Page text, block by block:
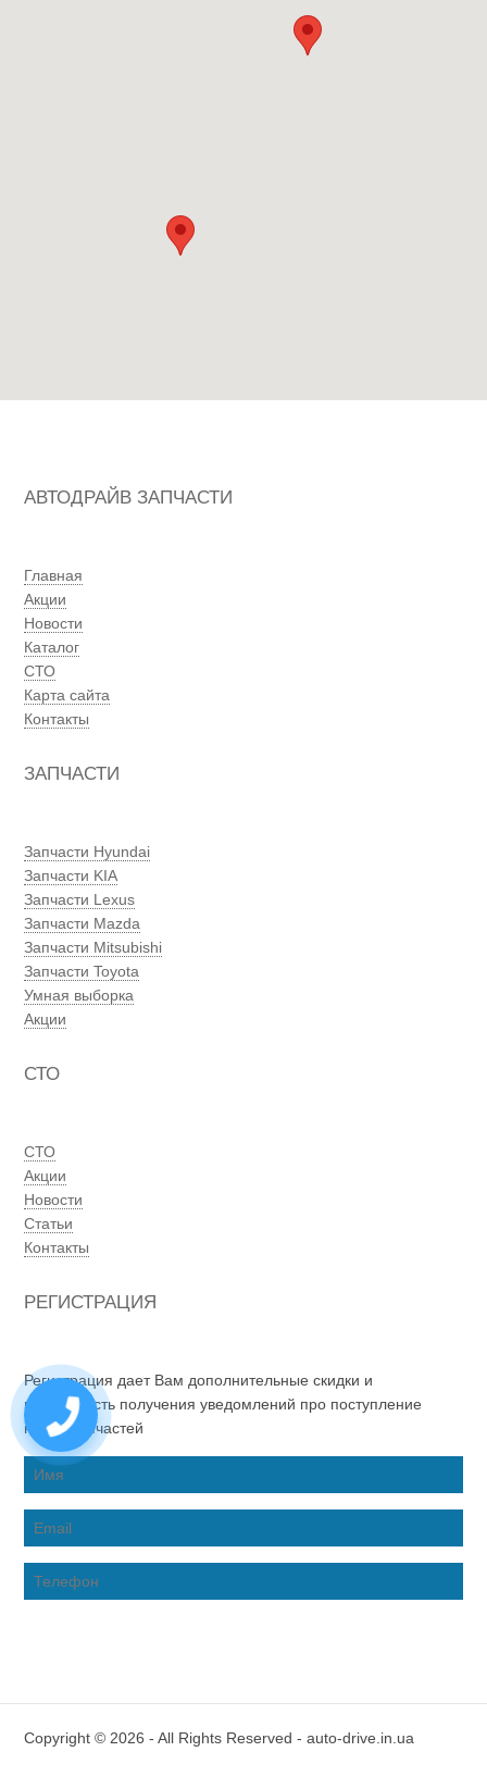
АВТОДРАЙВ ЗАПЧАСТИ
Главная
Акции
Новости
Каталог
СТО
Карта сайта
Контакты
ЗАПЧАСТИ
Запчасти Hyundai
Запчасти KIA
Запчасти Lexus
Запчасти Mazda
Запчасти Mitsubishi
Запчасти Toyota
Умная выборка
Акции
СТО
СТО
Акции
Новости
Статьи
Контакты
РЕГИСТРАЦИЯ
Регистрация дает Вам дополнительные скидки и
возможность получения уведомлений про поступление
новых запчастей
Copyright © 2026 - All Rights Reserved - auto-drive.in.ua